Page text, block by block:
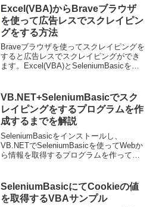
Excel(VBA)からBraveブラウザ
を使って広告レスでスクレイピン
グをする方法
Braveブラウザを使ってスクレイピングを
すると広告レスでスクレイピングができ
ます。Excel(VBA)とSeleniumBasicを使
も使われているC...
VB.NET+SeleniumBasicでスク
レイピングをするプログラムを作
成するまでを解説
SeleniumBasicをインストールし、
VB.NETでSeleniumBasicを使ってWebか
ら情報を取得するプログラムを作ってみ
したいと思いますChromeブラ...
SeleniumBasicにてCookieの値
を取得するVBAサンプル